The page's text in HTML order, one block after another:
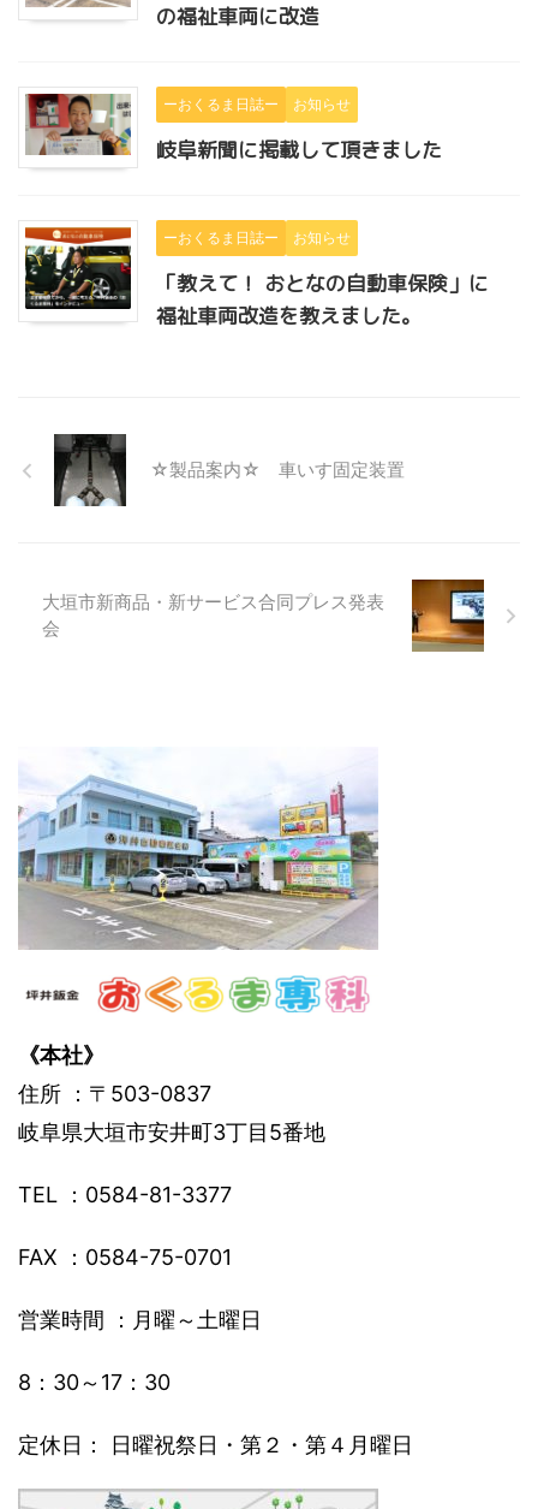
の福祉車両に改造
ーおくるま日誌ー お知らせ
岐阜新聞に掲載して頂きました
ーおくるま日誌ー お知らせ
「教えて！ おとなの自動車保険」に
福祉車両改造を教えました。
☆製品案内☆ 車いす固定装置
大垣市新商品・新サービス合同プレス発表
会
《本社》
住所 ：〒503-0837
岐阜県大垣市安井町3丁目5番地
TEL ：0584-81-3377
FAX ：0584-75-0701
営業時間 ：月曜～土曜日
8：30～17：30
定休日： 日曜祝祭日・第２・第４月曜日